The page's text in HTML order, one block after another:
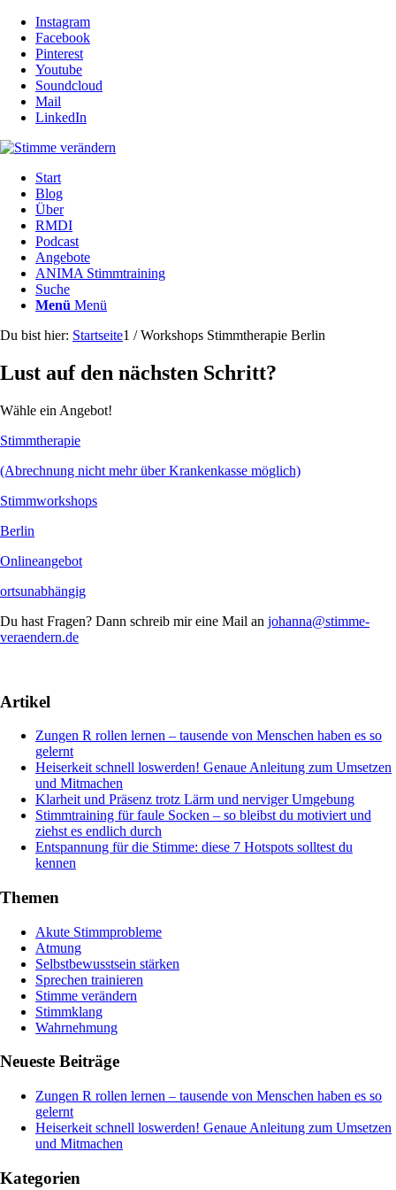
Instagram
Facebook
Pinterest
Youtube
Soundcloud
Mail
LinkedIn
Start
Blog
Über
RMDI
Podcast
Angebote
ANIMA Stimmtraining
Suche
Menü Menü
Du bist hier: Startseite1 / Workshops Stimmtherapie Berlin
Lust auf den nächsten Schritt?
Wähle ein Angebot!
Stimmtherapie
(Abrechnung nicht mehr über Krankenkasse möglich)
Stimmworkshops
Berlin
Onlineangebot
ortsunabhängig
Du hast Fragen? Dann schreib mir eine Mail an johanna@stimme-
veraendern.de
Artikel
Zungen R rollen lernen – tausende von Menschen haben es so
gelernt
Heiserkeit schnell loswerden! Genaue Anleitung zum Umsetzen
und Mitmachen
Klarheit und Präsenz trotz Lärm und nerviger Umgebung
Stimmtraining für faule Socken – so bleibst du motiviert und
ziehst es endlich durch
Entspannung für die Stimme: diese 7 Hotspots solltest du
kennen
Themen
Akute Stimmprobleme
Atmung
Selbstbewusstsein stärken
Sprechen trainieren
Stimme verändern
Stimmklang
Wahrnehmung
Neueste Beiträge
Zungen R rollen lernen – tausende von Menschen haben es so
gelernt
Heiserkeit schnell loswerden! Genaue Anleitung zum Umsetzen
und Mitmachen
Kategorien